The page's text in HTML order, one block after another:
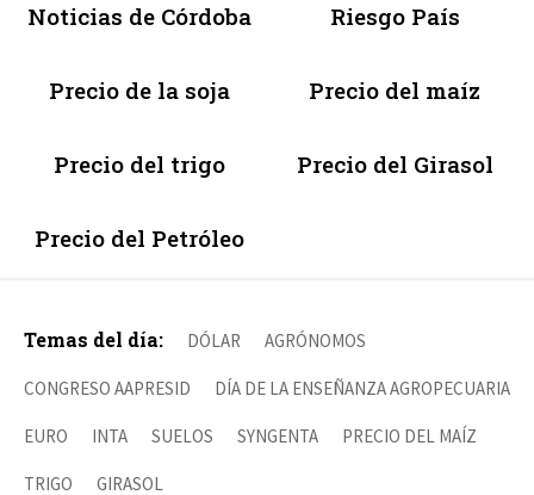
Noticias de Córdoba Riesgo País
Precio de la soja Precio del maíz
Precio del trigo Precio del Girasol
Precio del Petróleo
Temas del día: DÓLAR AGRÓNOMOS
CONGRESO AAPRESID DÍA DE LA ENSEÑANZA AGROPECUARIA
EURO INTA SUELOS SYNGENTA PRECIO DEL MAÍZ
TRIGO GIRASOL